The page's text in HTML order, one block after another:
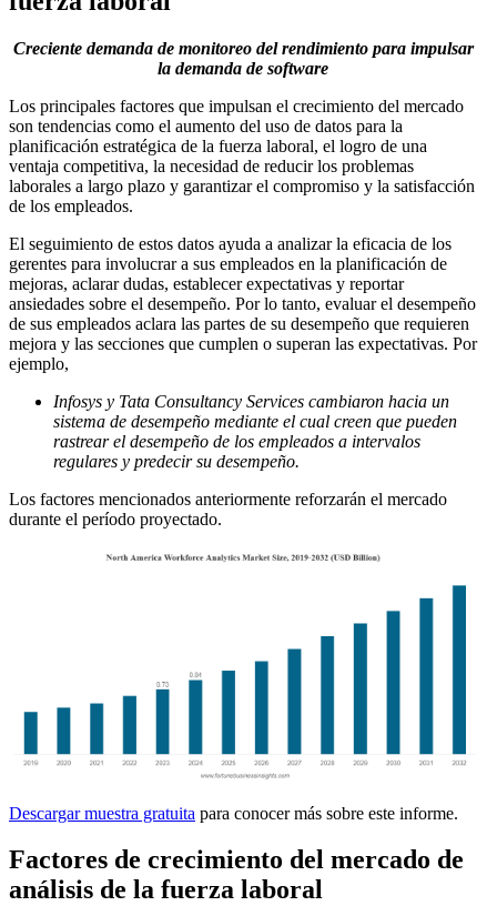
Creciente demanda de monitoreo del rendimiento para impulsar
la demanda de software
Los principales factores que impulsan el crecimiento del mercado
son tendencias como el aumento del uso de datos para la
planificación estratégica de la fuerza laboral, el logro de una
ventaja competitiva, la necesidad de reducir los problemas
laborales a largo plazo y garantizar el compromiso y la satisfacción
de los empleados.
El seguimiento de estos datos ayuda a analizar la eficacia de los
gerentes para involucrar a sus empleados en la planificación de
mejoras, aclarar dudas, establecer expectativas y reportar
ansiedades sobre el desempeño. Por lo tanto, evaluar el desempeño
de sus empleados aclara las partes de su desempeño que requieren
mejora y las secciones que cumplen o superan las expectativas. Por
ejemplo,
Infosys y Tata Consultancy Services cambiaron hacia un
sistema de desempeño mediante el cual creen que pueden
rastrear el desempeño de los empleados a intervalos
regulares y predecir su desempeño.
Los factores mencionados anteriormente reforzarán el mercado
durante el período proyectado.
Descargar muestra gratuita para conocer más sobre este informe.
Factores de crecimiento del mercado de
análisis de la fuerza laboral